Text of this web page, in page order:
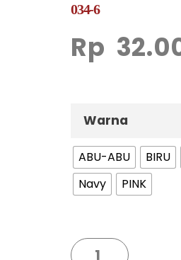
034-6
Rp
Warna
ABU-ABU BIRU
Navy
PINK